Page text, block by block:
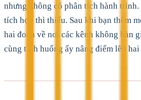
nhưng không có phân tích hành trình.
tích hợp thì thiếu. Sau khi bạn thêm
hai đoạn về nơi các kênh không bàn
cùng tình huống ấy nâng điểm lên hai